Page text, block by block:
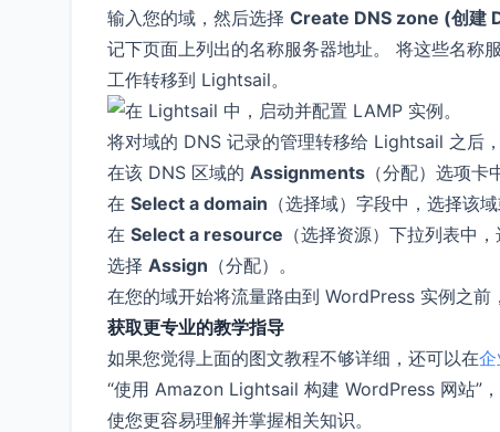
输入您的域，然后选择 Create DNS zone (创建
记下页面上列出的名称服务器地址。 将这些名称
工作转移到 Lightsail。
将对域的 DNS 记录的管理转移给 Lightsail 之后
在该 DNS 区域的 Assignments （分配）选项卡
在 Select a domain （选择域）字段中，选择该域
在 Select a resource （选择资源）下拉列表中
选择 Assign （分配）。
在您的域开始将流量路由到 WordPress 实例之
获取更专业的教学指导
如果您觉得上面的图文教程不够详细，还可以在
“使用 Amazon Lightsail 构建 WordPress 网站”
使您更容易理解并掌握相关知识。